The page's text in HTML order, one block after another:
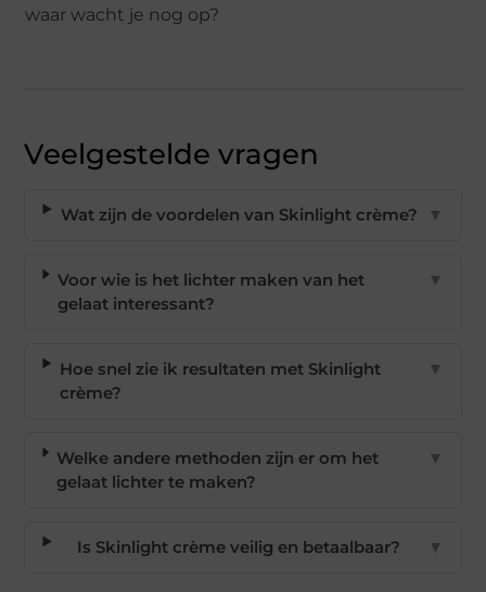
waar wacht je nog op?
Veelgestelde vragen
Wat zijn de voordelen van Skinlight crème? ▼
Voor wie is het lichter maken van het
gelaat interessant?
▼
Hoe snel zie ik resultaten met Skinlight
crème?
▼
Welke andere methoden zijn er om het
gelaat lichter te maken?
▼
Is Skinlight crème veilig en betaalbaar? ▼